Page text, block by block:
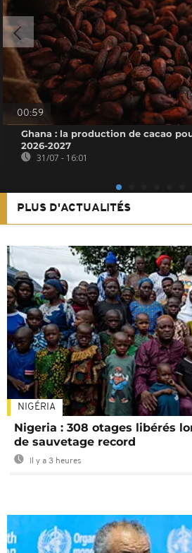
00:59
Ghana : la production de cacao
2026-2027
31/07 - 16:01
PLUS D'ACTUALITÉS
NIGÉRIA
Nigeria : 308 otages libérés
de sauvetage record
Il y a 3 heures